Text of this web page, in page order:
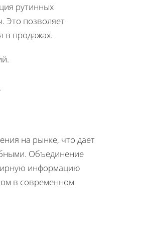
рутинных
Это позволяет
в продажах.
на рынке, что дает
Объединение
информацию
в современном